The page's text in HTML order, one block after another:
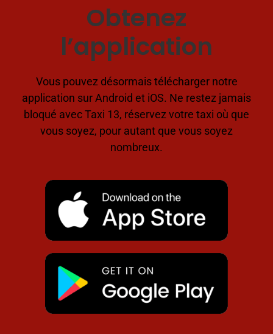
Obtenez
l’application
Vous pouvez désormais télécharger notre
application sur Android et iOS. Ne restez jamais
bloqué avec Taxi 13, réservez votre taxi où que
vous soyez, pour autant que vous soyez
nombreux.